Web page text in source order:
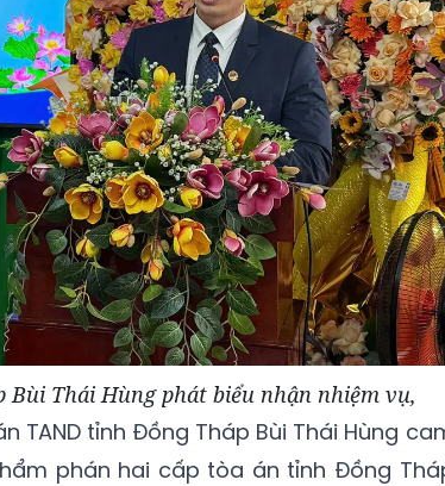
Bùi Thái Hùng phát biểu nhận nhiệm vụ,
TAND tỉnh Đồng Tháp Bùi Thái Hùng
phán hai cấp tòa án tỉnh Đồng